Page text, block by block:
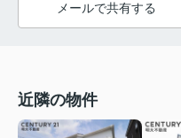
メールで共有する
近隣の物件